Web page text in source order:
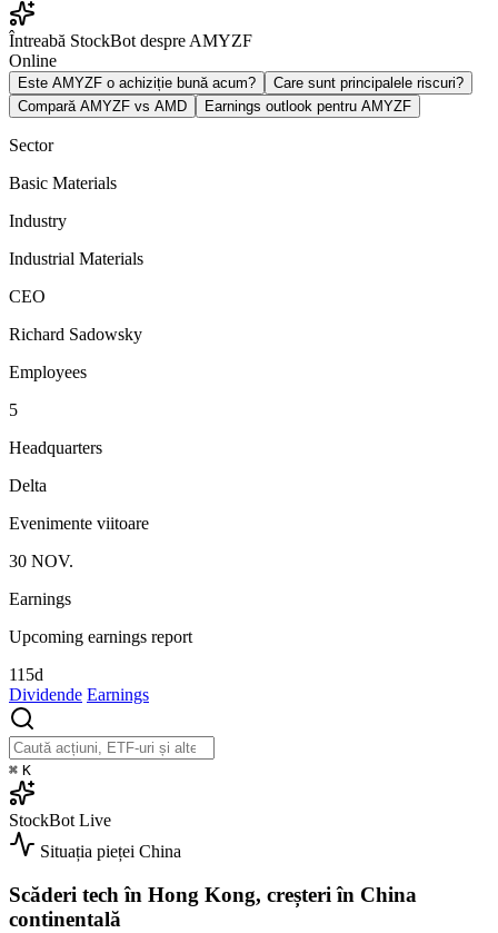
Întreabă StockBot despre AMYZF
Online
Este AMYZF o achiziție bună acum?
Care sunt principalele riscuri?
Compară AMYZF vs AMD
Earnings outlook pentru AMYZF
Sector
Basic Materials
Industry
Industrial Materials
CEO
Richard Sadowsky
Employees
5
Headquarters
Delta
Evenimente viitoare
30 NOV.
Earnings
Upcoming earnings report
115d
Dividende Earnings
⌘ K
StockBot Live
Situația pieței China
Scăderi tech în Hong Kong, creșteri în China
continentală